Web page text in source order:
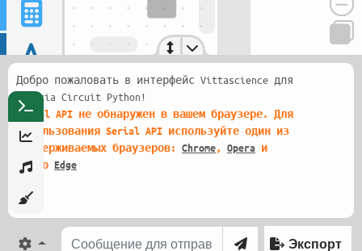
Добро пожаловать в интерфейс Vittascience для
Galaxia Circuit Python!
Serial API не обнаружен в вашем браузере. Для
использования Serial API используйте один из
поддерживаемых браузеров: Chrome, Opera и
скоро Edge
Экспорт